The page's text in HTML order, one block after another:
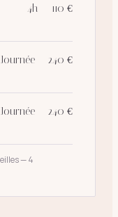
4h — 110 €
Journée — 240 €
Journée — 240 €
— 4